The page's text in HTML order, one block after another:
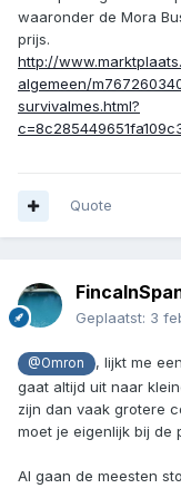
waaronder de Mora
prijs.
http://
algemeen/
survivalmes.html?
Quote
Geplaatst: 3
@Omron
, lijkt me
gaat altijd uit naar
zijn dan vaak grotere
moet je eigenlijk bij de
Al gaan de meesten